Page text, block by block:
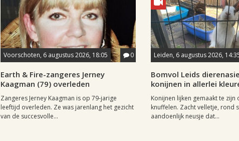
Voorschoten, 6 augustus 2026, 18:05 0
Earth & Fire-zangeres Jerney
Kaagman (79) overleden
Zangeres Jerney Kaagman is op 79-jarige
leeftijd overleden. Ze was jarenlang het gezicht
van de succesvolle...
Leiden, 6 augustus 2026,
Bomvol Leids
konijnen in allerlei
Konijnen lijken gemaakt te zijn
knuffelen. Zacht velletje, rond
aandoenlijk neusje dat...